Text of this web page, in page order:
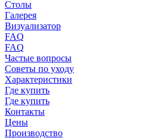
Столы
Галерея
Визуализатор
FAQ
FAQ
Частые вопросы
Советы по уходу
Характеристики
Где купить
Где купить
Контакты
Цены
Производство